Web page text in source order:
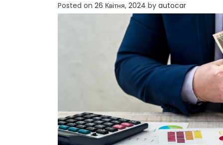
Posted on 26 Квітня, 2024 by autocar